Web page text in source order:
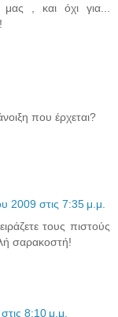
, και όχι για...
που έρχεται?
2009 στις 7:35 μ.μ.
τους πιστούς
σαρακοστή!
8:10 μ.μ.